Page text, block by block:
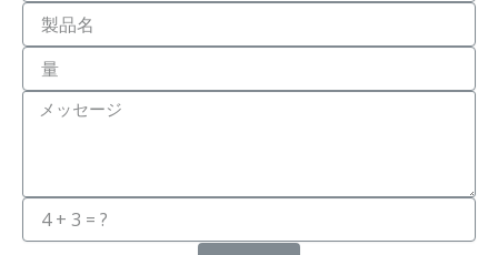
Tên
Sản
Phẩm
Số
Lượng
Message